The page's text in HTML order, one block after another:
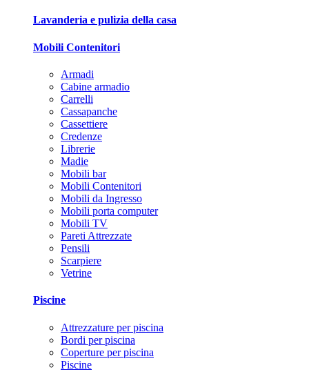
Lavanderia e pulizia della casa
Mobili Contenitori
Armadi
Cabine armadio
Carrelli
Cassapanche
Cassettiere
Credenze
Librerie
Madie
Mobili bar
Mobili Contenitori
Mobili da Ingresso
Mobili porta computer
Mobili TV
Pareti Attrezzate
Pensili
Scarpiere
Vetrine
Piscine
Attrezzature per piscina
Bordi per piscina
Coperture per piscina
Piscine